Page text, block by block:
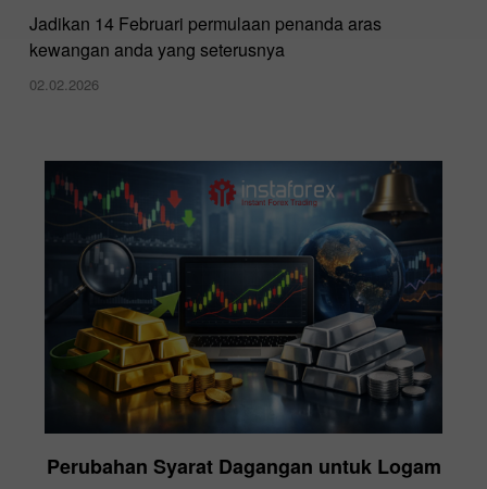
Jadikan 14 Februari permulaan penanda aras
kewangan anda yang seterusnya
02.02.2026
Perubahan Syarat Dagangan untuk Logam